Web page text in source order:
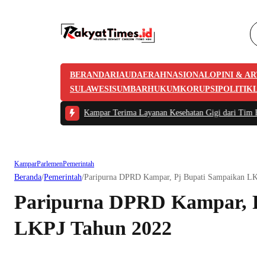
BERANDARIAUDAERAHNASIONALOPINI &
SULAWESISUMBARHUKUMKORUPSIPOLITIK
Polres Kampar Terima Layanan Kesehatan Gigi dari Tim Biddokkes
KamparParlemenPemerintah
Beranda/Pemerintah/Paripurna DPRD Kampar, Pj Bupati Sampaikan
Paripurna DPRD Kampar,
LKPJ Tahun 2022